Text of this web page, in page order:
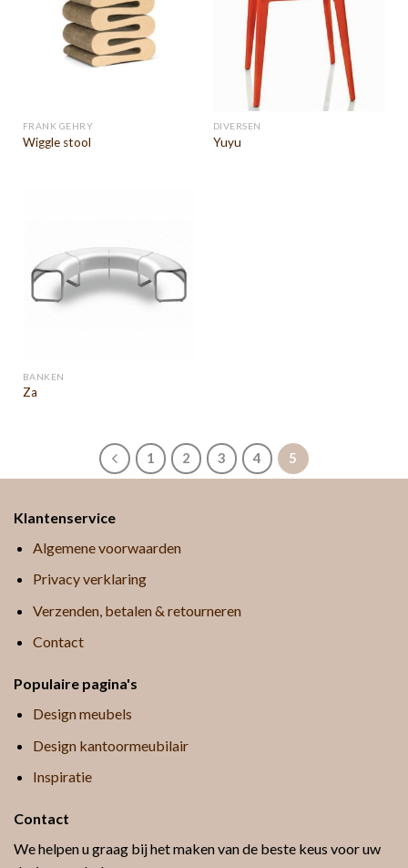
FRANK GEHRY
Wiggle stool
DIVERSEN
Yuyu
BANKEN
Za
1 2 3 4 5
Klantenservice
Algemene voorwaarden
Privacy verklaring
Verzenden, betalen & retourneren
Contact
Populaire pagina's
Design meubels
Design kantoormeubilair
Inspiratie
Contact
We helpen u graag bij het maken van de beste keus voor uw